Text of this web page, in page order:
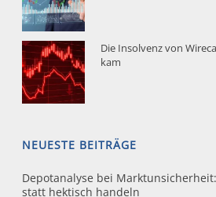
Die Insolvenz von
kam
NEUESTE BEITRÄGE
Depotanalyse bei
statt hektisch handeln